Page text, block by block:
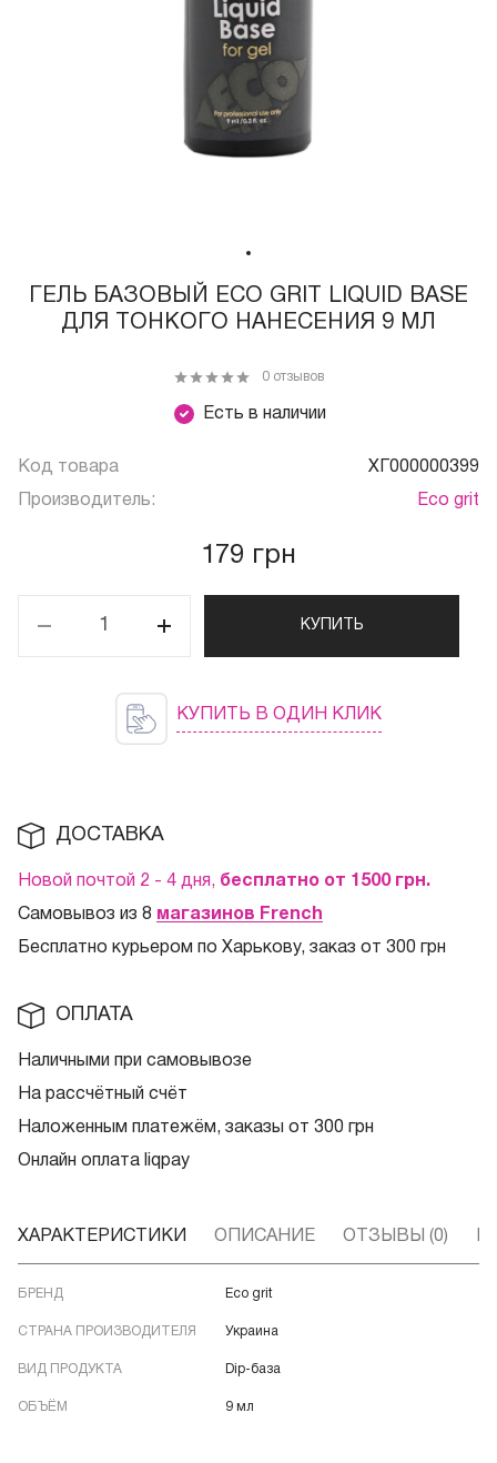
ГЕЛЬ БАЗОВЫЙ ECO GRIT LIQUID BASE
ДЛЯ ТОНКОГО НАНЕСЕНИЯ 9 МЛ
Есть в наличии
0 отзывов
Код товара ХГ000000399
Производитель: Eco grit
179 грн
КУПИТЬ
КУПИТЬ В ОДИН КЛИК
ДОСТАВКА
Новой почтой 2 - 4 дня, бесплатно от 1500 грн.
Самовывоз из 8 магазинов French
Бесплатно курьером по Харькову, заказ от 300 грн
ОПЛАТА
Наличными при самовывозе
На рассчётный счёт
Наложенным платежём, заказы от 300 грн
Онлайн оплата liqpay
ХАРАКТЕРИСТИКИ ОПИСАНИЕ ОТЗЫВЫ (0)
БРЕНД Eco grit
СТРАНА ПРОИЗВОДИТЕЛЯ Украина
ВИД ПРОДУКТА Dip-база
ОБЪЁМ 9 мл